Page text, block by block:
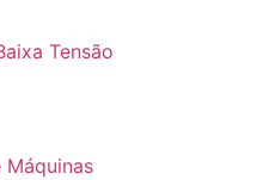
Tensão
Máquinas